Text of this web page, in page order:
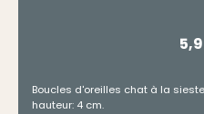
Boucles d'oreilles chat à la
hauteur: 4 cm.